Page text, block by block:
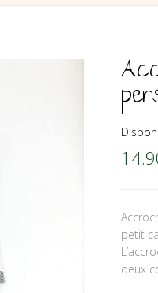
petit
deux